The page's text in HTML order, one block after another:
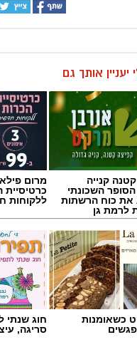
יעניין אותך גם
קנייה
השכונתי
את כוח הרשתות
לרמת גן
מרום
כרטיסיית
ללקוחות
כשאומנות
חוג שנתי
סריגה,